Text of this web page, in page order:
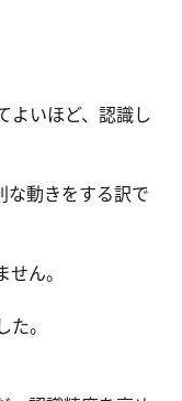
よいほど、認識し
な動きをする訳で
ん。
。